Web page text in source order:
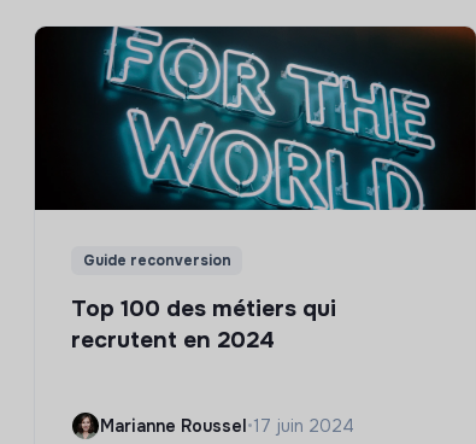
Guide reconversion
Top 100 des métiers qui
recrutent en 2024
Marianne Roussel•17 juin 2024